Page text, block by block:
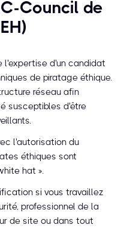
Council de
d'un candidat
de piratage éthique.
réseau afin
susceptibles d'être
l'autorisation du
éthiques sont
hat ».
si vous travaillez
professionnel de la
de site ou dans tout